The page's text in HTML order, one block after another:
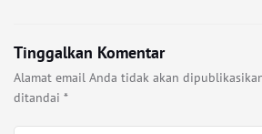
Tinggalkan Komentar
Alamat email Anda tidak akan
ditandai *